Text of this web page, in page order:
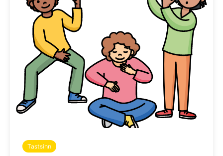
Tastsinn